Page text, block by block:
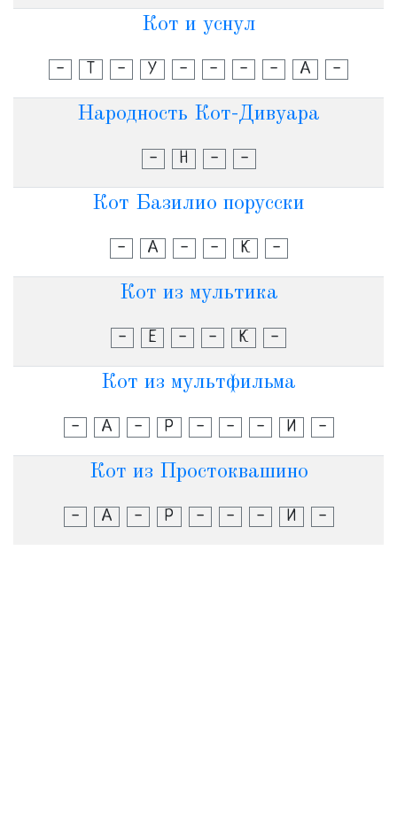
Кот и уснул
- Т - У - - - - А -
Народность Кот-Дивуара
- Н - -
Кот Базилио порусски
- А - - К -
Кот из мультика
- Е - - К -
Кот из мультфильма
- А - Р - - - И -
Кот из Простоквашино
- А - Р - - - И -